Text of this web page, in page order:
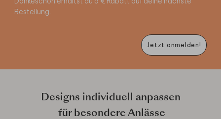
Bestellung.
Jetzt anmelden!
Designs individuell anpassen
für besondere Anlässe